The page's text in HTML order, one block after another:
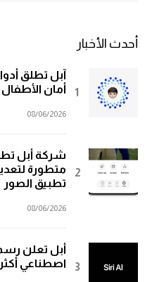
أحدث الأخبار
آبل تطلق
أمان
08/06/2026
شركة أبل
متطورة
تطبيق الصور
08/06/2026
اصطناعي